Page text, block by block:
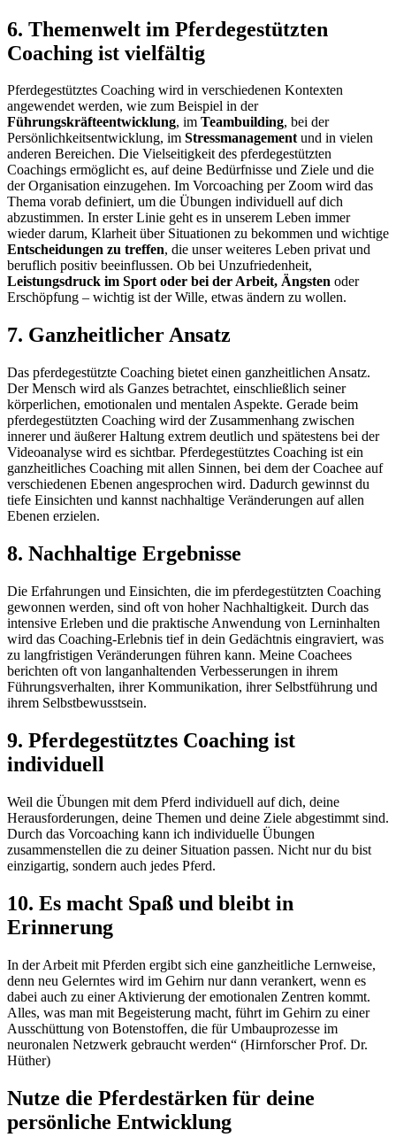
6. Themenwelt im Pferdegestützten
Coaching ist vielfältig
Pferdegestütztes Coaching wird in verschiedenen Kontexten
angewendet werden, wie zum Beispiel in der
Führungskräfteentwicklung, im Teambuilding, bei der
Persönlichkeitsentwicklung, im Stressmanagementund in vielen
anderen Bereichen. Die Vielseitigkeit des pferdegestützten
Coachings ermöglicht es, auf deine Bedürfnisse und Ziele und die
der Organisation einzugehen. Im Vorcoaching per Zoom wird das
Thema vorab definiert, um die Übungen individuell auf dich
abzustimmen. In erster Linie geht es in unserem Leben immer
wieder darum, Klarheit über Situationen zu bekommen und wichtige
Entscheidungen zu treffen, die unser weiteres Leben privat und
beruflich positiv beeinflussen. Ob bei Unzufriedenheit,
Leistungsdruck im Sport oder bei der Arbeit, Ängsten oder
Erschöpfung – wichtig ist der Wille, etwas ändern zu wollen.
7. Ganzheitlicher Ansatz
Das pferdegestützte Coaching bietet einen ganzheitlichen Ansatz.
Der Mensch wird als Ganzes betrachtet, einschließlich seiner
körperlichen, emotionalen und mentalen Aspekte. Gerade beim
pferdegestützten Coaching wird der Zusammenhang zwischen
innerer und äußerer Haltung extrem deutlich und spätestens bei der
Videoanalyse wird es sichtbar. Pferdegestütztes Coaching ist ein
ganzheitliches Coaching mit allen Sinnen, bei dem der Coachee auf
verschiedenen Ebenen angesprochen wird. Dadurch gewinnst du
tiefe Einsichten und kannst nachhaltige Veränderungen auf allen
Ebenen erzielen.
8. Nachhaltige Ergebnisse
Die Erfahrungen und Einsichten, die im pferdegestützten Coaching
gewonnen werden, sind oft von hoher Nachhaltigkeit. Durch das
intensive Erleben und die praktische Anwendung von Lerninhalten
wird das Coaching-Erlebnis tief in dein Gedächtnis eingraviert, was
zu langfristigen Veränderungen führen kann. Meine Coachees
berichten oft von langanhaltenden Verbesserungen in ihrem
Führungsverhalten, ihrer Kommunikation, ihrer Selbstführung und
ihrem Selbstbewusstsein.
9. Pferdegestütztes Coaching ist
individuell
Weil die Übungen mit dem Pferd individuell auf dich, deine
Herausforderungen, deine Themen und deine Ziele abgestimmt sind.
Durch das Vorcoaching kann ich individuelle Übungen
zusammenstellen die zu deiner Situation passen. Nicht nur du bist
einzigartig, sondern auch jedes Pferd.
10. Es macht Spaß und bleibt in
Erinnerung
In der Arbeit mit Pferden ergibt sich eine ganzheitliche Lernweise,
denn neu Gelerntes wird im Gehirn nur dann verankert, wenn es
dabei auch zu einer Aktivierung der emotionalen Zentren kommt.
Alles, was man mit Begeisterung macht, führt im Gehirn zu einer
Ausschüttung von Botenstoffen, die für Umbauprozesse im
neuronalen Netzwerk gebraucht werden“ (Hirnforscher Prof. Dr.
Hüther)
Nutze die Pferdestärken für deine
persönliche Entwicklung